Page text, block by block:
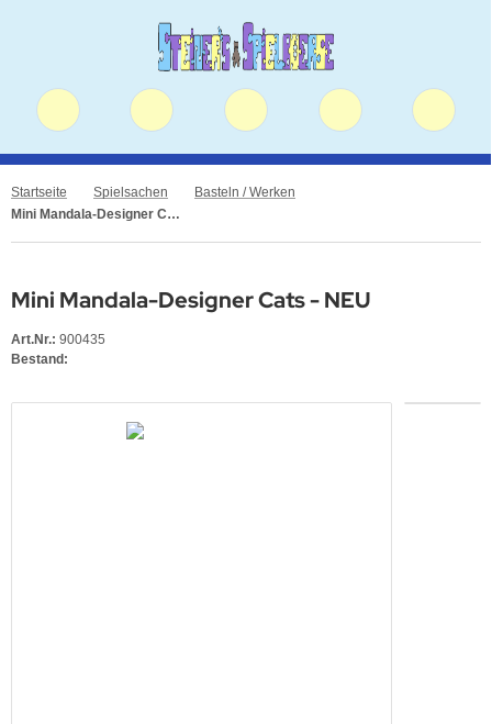
Startseite Spielsachen
Basteln / Werken
Mini Mandala-Designer Cats - NEU
Mini Mandala-Designer Cats - NEU
Art.Nr.: 900435
Bestand: